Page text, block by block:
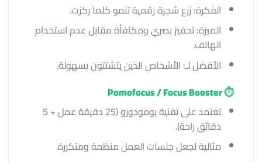
الفكرة: زرع شجرة رقمية تنمو كلما ركزت.
الميزة: تحفيز بصري ومكافأة مقابل عدم استخدام
الهاتف.
الأفضل لـ: الأشخاص الذين يتشتتون بسهولة.
⏱️
Pomofocus / Focus Booster
تعتمد على تقنية بومودورو (25 دقيقة عمل + 5
دقائق راحة).
مثالية لجعل جلسات العمل منظمة ومتكررة.